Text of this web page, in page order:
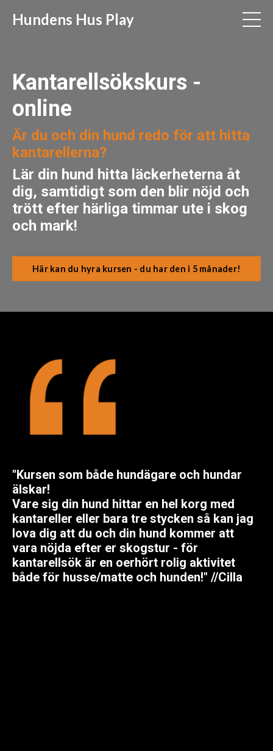
Hundens Hus Play
Kantarellsökskurs -
online
Är du och din hund redo för att hitta
kantarellerna?
Lär din hund hitta läckerheterna åt
dig, samtidigt som den blir nöjd och
trött efter härliga timmar ute i skog
och mark!
Här kan du hyra kursen - du har den i 5 månader!
"Kursen som både hundägare och hundar
älskar!
Vare sig din hund hittar en hel korg med
kantareller eller bara tre stycken så kan jag
lova dig att du och din hund kommer att
vara nöjda efter er skogstur - för
kantarellsök är en oerhört rolig aktivitet
både för husse/matte och hunden!" //Cilla